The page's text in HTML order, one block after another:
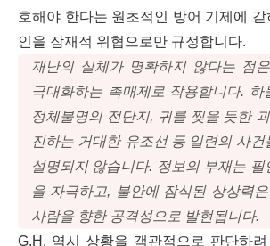
호해야 한다는 원초적인 방어 기제에
인을 잠재적 위협으로만 규정합니다.
재난의 실체가 명확하지 않다는 점
극대화하는 촉매제로 작용합니다. 하
정체불명의 전단지, 귀를 찢을 듯한
진하는 거대한 유조선 등 일련의 사건
설명되지 않습니다. 정보의 부재는 필
을 자극하고, 불안에 잠식된 상상력
사람을 향한 공격성으로 발현됩니다.
G.H. 역시 상황을 객관적으로 판단하